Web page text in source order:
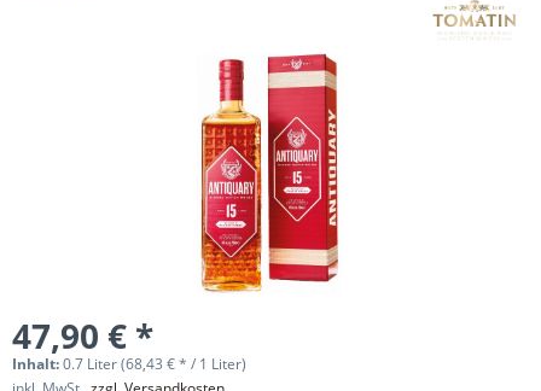
47,90 € *
Inhalt:0.7 Liter (68,43 € * / 1 Liter)